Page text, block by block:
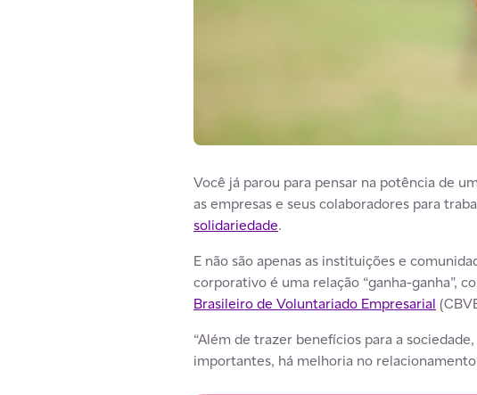
Você já parou para pensar na potência de
as empresas e seus colaboradores para
solidariedade.
E não são apenas as instituições e
corporativo é uma relação “ganha-ganha”,
Brasileiro de Voluntariado Empresarial
“Além de trazer benefícios para a
importantes, há melhoria no